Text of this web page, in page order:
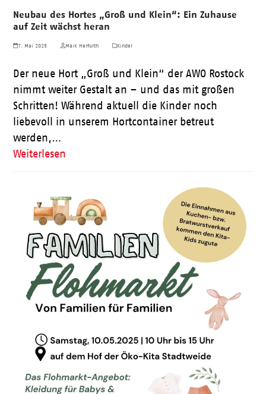
Neubau des Hortes „Groß und Klein“: Ein Zuhause
auf Zeit wächst heran
7. Mai 2025 Maik Herfurth Kinder
Der neue Hort „Groß und Klein“ der AWO Rostock
nimmt weiter Gestalt an – und das mit großen
Schritten! Während aktuell die Kinder noch
liebevoll in unserem Hortcontainer betreut
werden,…
Weiterlesen